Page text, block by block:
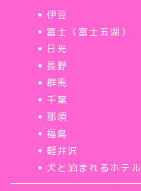
伊豆
富士（富士五湖）
日光
長野
群馬
千葉
那須
福島
軽井沢
犬と泊まれるホテル